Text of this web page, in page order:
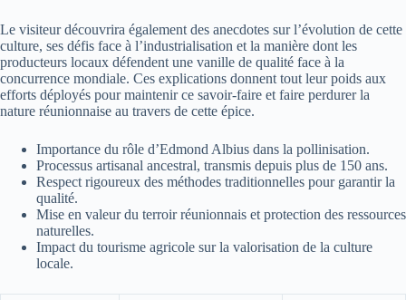
Le visiteur découvrira également des anecdotes sur l’évolution de cette
culture, ses défis face à l’industrialisation et la manière dont les
producteurs locaux défendent une vanille de qualité face à la
concurrence mondiale. Ces explications donnent tout leur poids aux
efforts déployés pour maintenir ce savoir-faire et faire perdurer la
nature réunionnaise au travers de cette épice.
Importance du rôle d’Edmond Albius dans la pollinisation.
Processus artisanal ancestral, transmis depuis plus de 150 ans.
Respect rigoureux des méthodes traditionnelles pour garantir la
qualité.
Mise en valeur du terroir réunionnais et protection des ressources
naturelles.
Impact du tourisme agricole sur la valorisation de la culture
locale.